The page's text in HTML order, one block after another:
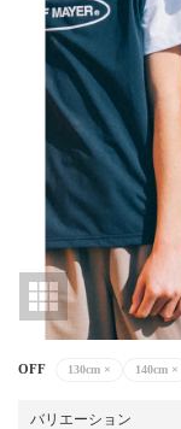
OFF 130cm × 140cm ×
バリエーション